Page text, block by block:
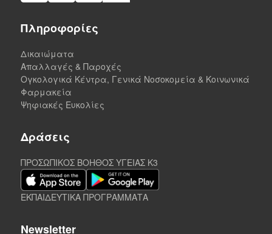
Πληροφορίες
Δικαιώματα
Απαλλαγές & Παροχές
Ογκολογικά Κέντρα, Γενικά Νοσοκομεία & Κοινωνικά
Φαρμακεία
Ψηφιακές Ευκολίες
Δράσεις
ΠΡΟΣΩΠΙΚΟΣ ΒΟΗΘΟΣ ΥΓΕΙΑΣ K3
ΕΚΠΑΙΔΕΥΤΙΚΑ ΠΡΟΓΡΑΜΜΑΤΑ
Newsletter